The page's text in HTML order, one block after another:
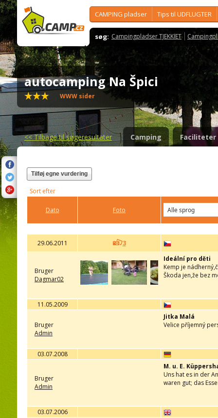
CAMPING pladser Tips til UDFLUGTER
søg: Campingpladser TJEKKIET
autocamping Na Špici
WWW sider
<<Tilbage til søgeresultater Camping Faciliteter
Tilføj egne vurdering
Sort efter
Dato Foto
29.06.2011 3
Bruger
Dagmar02
Ideální pro děti
Kemp je
Škoda jen,že bez
11.05.2009
Bruger
Admin
Jitka Malá
Velice příjemný
03.07.2008
Bruger
Admin
M. u. E.
Uns hat es in der
waren gut; das
03.07.2006